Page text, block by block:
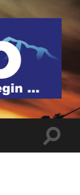
検